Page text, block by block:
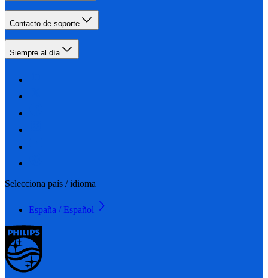
Contacto de soporte
Siempre al día
Selecciona país / idioma
España / Español